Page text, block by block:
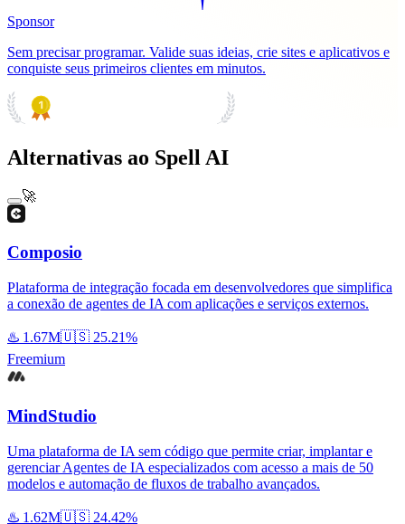
Sponsor
Sem precisar programar. Valide suas ideias, crie sites e aplicativos e
conquiste seus primeiros clientes em minutos.
Alternativas ao Spell AI
🚀
Composio
Plataforma de integração focada em desenvolvedores que simplifica
a conexão de agentes de IA com aplicações e serviços externos.
♨️ 1.67M🇺🇸 25.21%
Freemium
MindStudio
Uma plataforma de IA sem código que permite criar, implantar e
gerenciar Agentes de IA especializados com acesso a mais de 50
modelos e automação de fluxos de trabalho avançados.
♨️ 1.62M🇺🇸 24.42%